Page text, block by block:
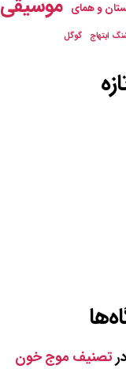
و همای موسیقی
ابتهاج گوگل
درتصنیف موج خون